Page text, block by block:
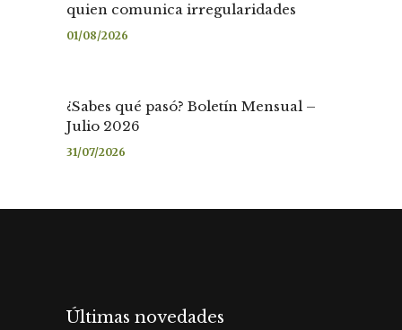
quien comunica irregularidades
01/08/2026
¿Sabes qué pasó? Boletín Mensual –
Julio 2026
31/07/2026
Últimas novedades